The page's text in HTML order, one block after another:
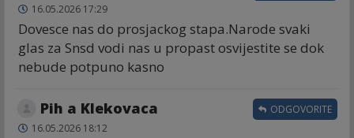
16.05.2026 17:29
Dovesce nas do prosjackog stapa.Narode svaki
glas za Snsd vodi nas u propast osvijestite se dok
nebude potpuno kasno
Pih a Klekovaca
16.05.2026 18:12
ODGOVORITE